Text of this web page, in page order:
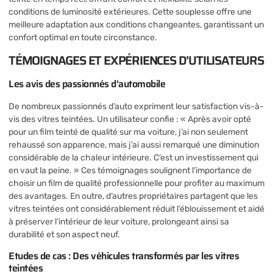
conditions de luminosité extérieures. Cette souplesse offre une
meilleure adaptation aux conditions changeantes, garantissant un
confort optimal en toute circonstance.
TÉMOIGNAGES ET EXPÉRIENCES D’UTILISATEURS
Les avis des passionnés d’automobile
De nombreux passionnés d’auto expriment leur satisfaction vis-à-
vis des vitres teintées. Un utilisateur confie : « Après avoir opté
pour un film teinté de qualité sur ma voiture, j’ai non seulement
rehaussé son apparence, mais j’ai aussi remarqué une diminution
considérable de la chaleur intérieure. C’est un investissement qui
en vaut la peine. » Ces témoignages soulignent l’importance de
choisir un film de qualité professionnelle pour profiter au maximum
des avantages. En outre, d’autres propriétaires partagent que les
vitres teintées ont considérablement réduit l’éblouissement et aidé
à préserver l’intérieur de leur voiture, prolongeant ainsi sa
durabilité et son aspect neuf.
Etudes de cas : Des véhicules transformés par les vitres
teintées